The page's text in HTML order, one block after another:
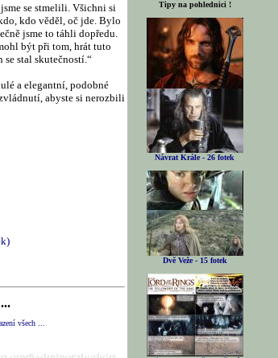
se stmelili. Všichni si
kdo věděl, oč jde. Bylo
jsme to táhli dopředu.
být při tom, hrát tuto
se stal skutečností.“
a elegantní, podobné
abyste si nerozbili
všech ...
Tipy na pohlednici !
Návrat Krále - 26 fotek
Dvě Veže - 15 fotek